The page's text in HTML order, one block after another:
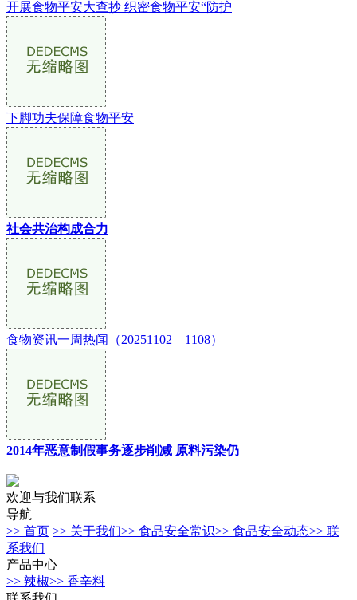
开展食物平安大查抄 织密食物平安“防护
下脚功夫保障食物平安
社会共治构成合力
食物资讯一周热闻（20251102—1108）
2014年恶意制假事务逐步削减 原料污染仍
欢迎与我们联系
导航
>> 首页 >> 关于我们>> 食品安全常识>> 食品安全动态>> 联
系我们
产品中心
>> 辣椒>> 香辛料